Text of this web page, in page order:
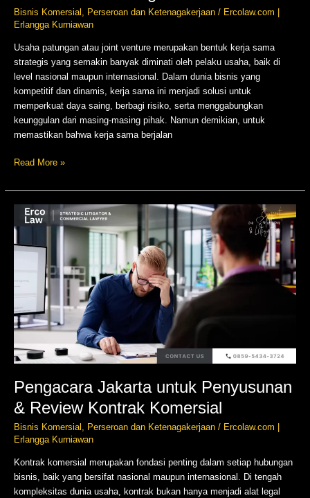
Bisnis Komersial , Perseroan dan Ketenagakerjaan/ Ercolaw.com |
Erlangga Kurniawan
Usaha patungan atau joint venture merupakan bentuk kerja sama
strategis yang semakin banyak diminati oleh pelaku usaha, baik di
level nasional maupun internasional. Dalam dunia bisnis yang
kompetitif dan dinamis, kerja sama ini menjadi solusi untuk
memperkuat daya saing, berbagi risiko, serta menggabungkan
keunggulan dari masing-masing pihak. Namun demikian, untuk
memastikan bahwa kerja sama berjalan
Read More »
Pengacara Jakarta untuk Penyusunan
& Review Kontrak Komersial
Bisnis Komersial , Perseroan dan Ketenagakerjaan/ Ercolaw.com |
Erlangga Kurniawan
Kontrak komersial merupakan fondasi penting dalam setiap hubungan
bisnis, baik yang bersifat nasional maupun internasional. Di tengah
kompleksitas dunia usaha, kontrak bukan hanya menjadi alat legal
Pengacara
Jakarta
Penyusunan
Review
Kontrak
Komersial